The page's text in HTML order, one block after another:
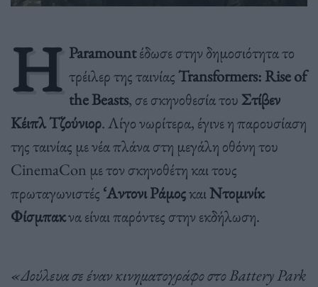
Η Paramountέδωσε στην δημοσιότητα το
τρέιλερ της ταινίας Transformers: Rise of
the Beasts, σε σκηνοθεσία του Στίβεν
Κέιπλ Τζούνιορ. Λίγο νωρίτερα, έγινε η παρουσίαση
της ταινίας με νέα πλάνα στη μεγάλη οθόνη του
CinemaCon με τον σκηνοθέτη και τους
πρωταγωνιστές ‘Αντονι ΡάμοςκαιΝτομινίκ
Φίσμπακνα είναι παρόντες στην εκδήλωση.
«Δούλευα σε έναν κινηματογράφο στο Battery Park